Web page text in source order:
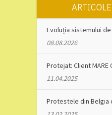
Evoluția sistemului
08.08.2026
Protejat: Client MARE
11.04.2025
Protestele din Belgia